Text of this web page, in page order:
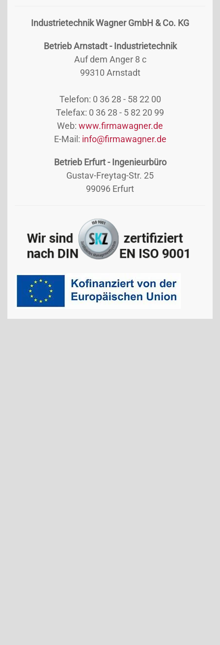
Industrietechnik WagnerGmbH & Co. KG
Betrieb Arnstadt - Industrietechnik
Auf dem Anger 8 c
99310 Arnstadt
Telefon: 0 36 28 - 58 22 00
Telefax: 0 36 28 - 5 82 20 99
Web: www.firmawagner.de
E-Mail: info@firmawagner.de
Betrieb Erfurt - Ingenieurbüro
Gustav-Freytag-Str. 25
99096 Erfurt